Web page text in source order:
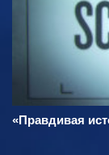
«Правдивая